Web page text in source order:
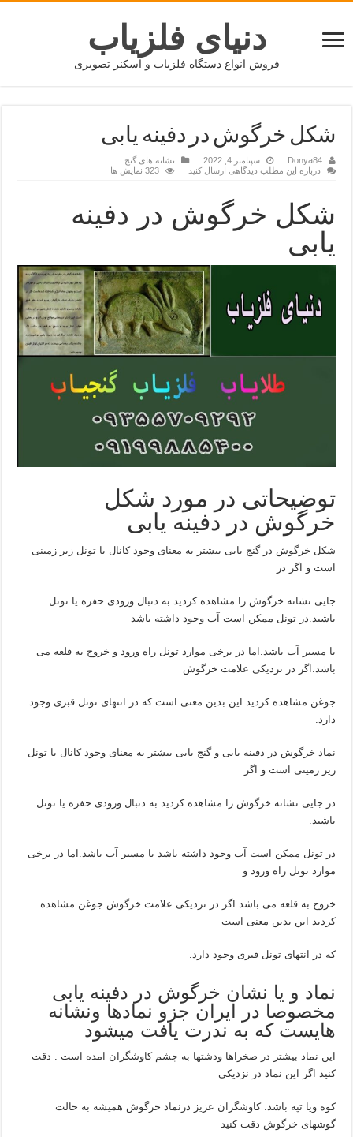
دنیای فلزیاب
فروش انواع دستگاه فلزیاب و اسکنر تصویری
شکل خرگوش در دفینه یابی
Donya84 سپتامبر 4, 2022
نشانه های گنج
درباره این مطلب دیدگاهی ارسال کنید
323 نمایش ها
شکل خرگوش در دفینه
یابی
توضیحاتی در مورد شکل
خرگوش در دفینه یابی
شکل خرگوش در گنج یابی بیشتر به معنای وجود کانال یا تونل زیر زمینی
است و اگر در
جایی نشانه خرگوش را مشاهده کردید به دنبال ورودی حفره یا تونل
باشید.در تونل ممکن است آب وجود داشته باشد
یا مسیر آب باشد.اما در برخی موارد تونل راه ورود و خروج به قلعه می
باشد.اگر در نزدیکی علامت خرگوش
جوغن مشاهده کردید این بدین معنی است که در انتهای تونل قبری وجود
دارد.
نماد خرگوش در دفینه یابی و گنج یابی بیشتر به معنای وجود کانال یا تونل
زیر زمینی است و اگر
در جایی نشانه خرگوش را مشاهده کردید به دنبال ورودی حفره یا تونل
باشید.
در تونل ممکن است آب وجود داشته باشد یا مسیر آب باشد.اما در برخی
موارد تونل راه ورود و
خروج به قلعه می باشد.اگر در نزدیکی علامت خرگوش جوغن مشاهده
کردید این بدین معنی است
که در انتهای تونل قبری وجود دارد.
نماد و یا نشان خرگوش در دفینه یابی
مخصوصا در ایران جزو نمادها ونشانه
هایست که به ندرت یافت میشود
این نماد بیشتر در صخراها ودشتها به چشم کاوشگران امده است . دقت
کنید اگر این نماد در نزدیکی
کوه ویا تپه باشد. کاوشگران عزیز درنماد خرگوش همیشه به حالت
گوشهای خرگوش دقت کنید